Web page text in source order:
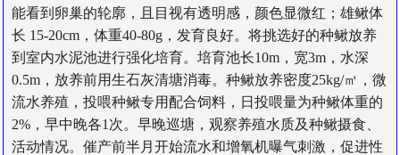
能看到卵巢的轮廓，且目视有透明感，颜色显微红；雄鳅体
长 15-20cm，体重40-80g，发育良好。将挑选好的种鳅放养
到室内水泥池进行强化培育。培育池长10m，宽3m，水深
0.5m，放养前用生石灰清塘消毒。种鳅放养密度25kg/㎡，微
流水养殖，投喂种鳅专用配合饲料，日投喂量为种鳅体重的
2%，早中晚各1次。早晚巡塘，观察养殖水质及种鳅摄食、
活动情况。催产前半月开始流水和增氧机曝气刺激，促进性